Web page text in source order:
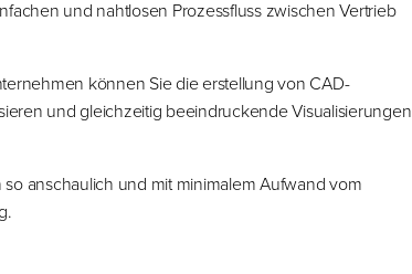
und nahtlosen Prozessfluss zwischen Vertrieb
können Sie die erstellung von CAD-
und gleichzeitig beeindruckende Visualisierungen
anschaulich und mit minimalem Aufwand vom